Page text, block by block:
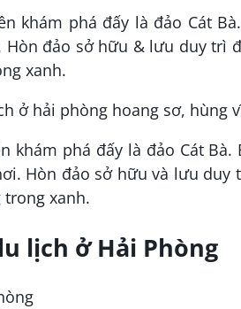
khám phá đấy là đảo Cát
đảo sở hữu & lưu duy trì
xanh.
phá đấy là đảo Cát Bà.
Hòn đảo sở hữu và lưu duy
xanh.
lịch ở Hải Phòng